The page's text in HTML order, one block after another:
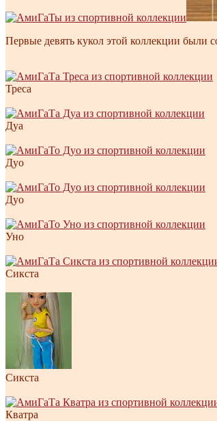
Первые девять кукол этой коллекции были
Треса
Дуа
Дуо
Дуо
Уно
Сикста
Сикста
Кватра